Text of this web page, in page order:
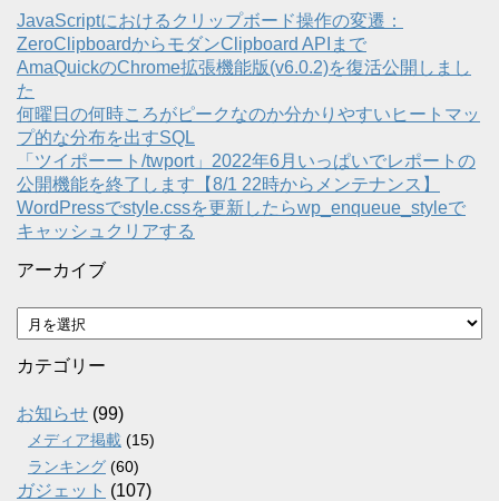
JavaScriptにおけるクリップボード操作の変遷：
ZeroClipboardからモダンClipboard APIまで
AmaQuickのChrome拡張機能版(v6.0.2)を復活公開しまし
た
何曜日の何時ころがピークなのか分かりやすいヒートマッ
プ的な分布を出すSQL
「ツイポーート/twport」2022年6月いっぱいでレポートの
公開機能を終了します【8/1 22時からメンテナンス】
WordPressでstyle.cssを更新したらwp_enqueue_styleで
キャッシュクリアする
アーカイブ
ア
ー
カ
ブ
カテゴリー
お知らせ (99)
メディア掲載 (15)
ランキング (60)
ガジェット (107)